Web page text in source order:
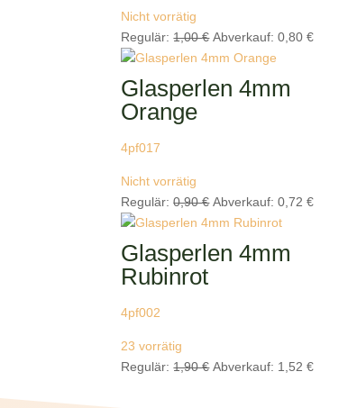
Nicht vorrätig
Regulär: 1,00€ Ursprünglicher
Preis
1,00 €
Abverkauf: 0,80€Aktueller
Glasperlen 4mm
Orange
4pf017
Nicht vorrätig
Regulär: 0,90€ Ursprünglicher
Preis
0,90 €
Abverkauf: 0,72€Aktueller
Glasperlen 4mm
Rubinrot
4pf002
23 vorrätig
Regulär: 1,90€ Ursprünglicher
Abverkauf: 1,52€Aktueller